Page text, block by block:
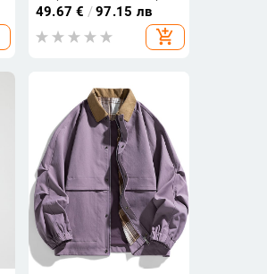
пера, полиестерно влакно
49.67 € /97.15 лв
add_shopping_cart